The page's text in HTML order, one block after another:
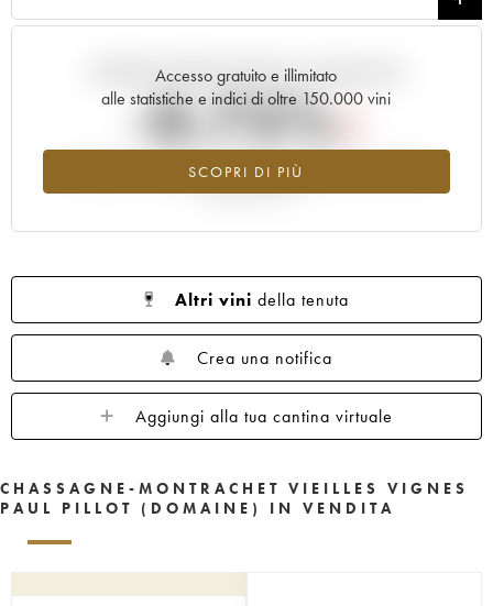
Accesso gratuito e illimitato
alle statistiche e indici di oltre 150.000 vini
SCOPRI DI PIÙ
Andamento della quotazione in tempo reale
-0.75%
Tendenza al ribasso per il valore dell'annata 2016 nel 2026
Altri vini della tenuta
Crea una notifica
Aggiungi alla tua cantina virtuale
CHASSAGNE-MONTRACHET VIEILLES VIGNES
PAUL PILLOT (DOMAINE) IN VENDITA